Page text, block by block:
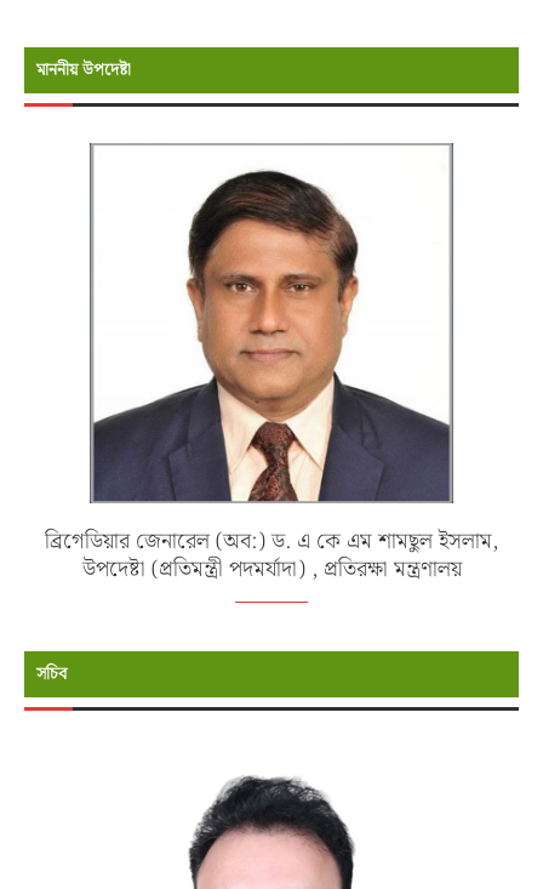
মাননীয় উপদেষ্টা
ব্রিগেডিয়ার জেনারেল (অব:) ড. এ কে এম শামছুল ইসলাম,
উপদেষ্টা (প্রতিমন্ত্রী পদমর্যাদা) , প্রতিরক্ষা মন্ত্রণালয়
সচিব